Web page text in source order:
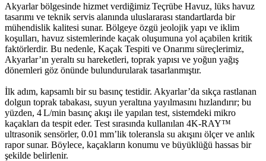
Akyarlar bölgesinde hizmet verdiğimiz Teçrübe Havuz, lüks havuz
tasarımı ve teknik servis alanında uluslararası standartlarda bir
mühendislik kalitesi sunar. Bölgeye özgü jeolojik yapı ve iklim
koşulları, havuz sistemlerinde kaçak oluşumuna yol açabilen kritik
faktörlerdir. Bu nedenle, Kaçak Tespiti ve Onarımı süreçlerimiz,
Akyarlar’ın yeraltı su hareketleri, toprak yapısı ve yoğun yağış
dönemleri göz önünde bulundurularak tasarlanmıştır.
İlk adım, kapsamlı bir su basınç testidir. Akyarlar’da sıkça rastlanan
dolgun toprak tabakası, suyun yeraltına yayılmasını hızlandırır; bu
yüzden, 4 L/min basınç akışı ile yapılan test, sistemdeki mikro
kaçakları da tespit eder. Test sırasında kullanılan 4K‑RAY™
ultrasonik sensörler, 0.01 mm’lik toleransla su akışını ölçer ve anlık
rapor sunar. Böylece, kaçakların konumu ve büyüklüğü hassas bir
şekilde belirlenir.